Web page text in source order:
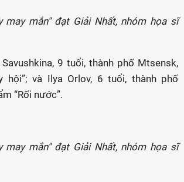
may mắn" đạt Giải Nhất, nhóm họa sĩ
9 tuổi, thành phố Mtsensk,
hội”; và Ilya Orlov, 6 tuổi, thành phố
“Rối nước”.
may mắn" đạt Giải Nhất, nhóm họa sĩ